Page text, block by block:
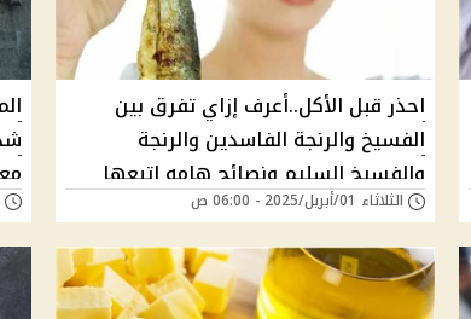
احذر قبل الأكل..أعرف إزاي تفرق بين
الفسيخ والرنجة الفاسدين والرنجة
والفسيخ السليم ونصائح هامه اتبعها
قوراالثلاثاء 01/أبريل/2025 - 06:00 ص